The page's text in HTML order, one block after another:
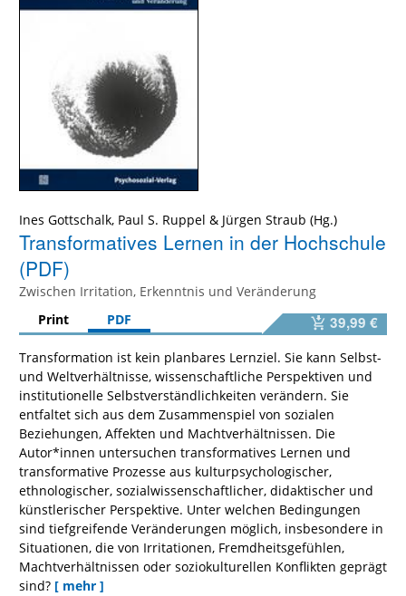
Ines Gottschalk, Paul S. Ruppel & Jürgen Straub
Transformatives Lernen in der Hochschule
(PDF)
Zwischen Irritation, Erkenntnis und Veränderung
Print
PDF 39,99 €
Transformation ist kein planbares Lernziel. Sie kann Selbst-
und Weltverhältnisse, wissenschaftliche Perspektiven und
institutionelle Selbstverständlichkeiten verändern. Sie
entfaltet sich aus dem Zusammenspiel von sozialen
Beziehungen, Affekten und Machtverhältnissen. Die
Autor*innen untersuchen transformatives Lernen und
transformative Prozesse aus kulturpsychologischer,
ethnologischer, sozialwissenschaftlicher, didaktischer und
künstlerischer Perspektive. Unter welchen Bedingungen
sind tiefgreifende Veränderungen möglich, insbesondere in
Situationen, die von Irritationen, Fremdheitsgefühlen,
Machtverhältnissen oder soziokulturellen Konflikten geprägt
sind? [ mehr ]